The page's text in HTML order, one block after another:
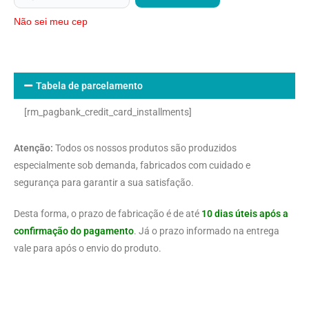
Não sei meu cep
Tabela de parcelamento
[rm_pagbank_credit_card_installments]
Atenção: Todos os nossos produtos são produzidos
especialmente sob demanda, fabricados com cuidado e
segurança para garantir a sua satisfação.
Desta forma, o prazo de fabricação é de até 10 dias úteis após a
confirmação do pagamento. Já o prazo informado na entrega
vale para após o envio do produto.